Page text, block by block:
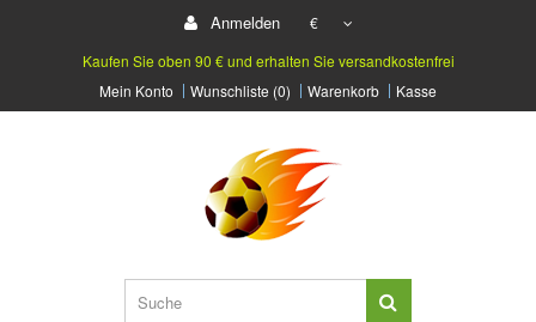
Anmelden
€
Kaufen Sie oben 90 € und erhalten Sie versandkostenfrei
Mein Konto
Wunschliste (0) Warenkorb Kasse